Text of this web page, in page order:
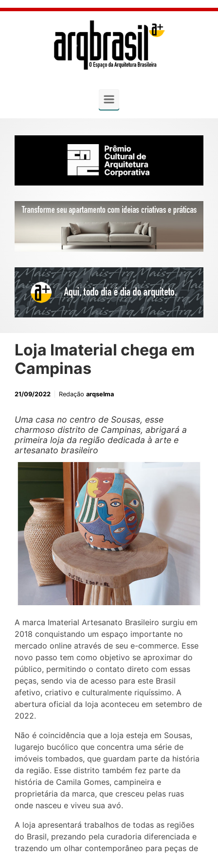
Skip to main content
Loja Imaterial chega em
Campinas
21/09/2022 Redação arqselma
Uma casa no centro de Sousas, esse
charmoso distrito de Campinas, abrigará a
primeira loja da região dedicada à arte e
artesanato brasileiro
A marca Imaterial Artesanato Brasileiro surgiu em
2018 conquistando um espaço importante no
mercado online através de seu e-commerce. Esse
novo passo tem como objetivo se aproximar do
público, permitindo o contato direto com essas
peças, sendo via de acesso para este Brasil
afetivo, criativo e culturalmente riquíssimo. A
abertura oficial da loja aconteceu em setembro de
2022.
Não é coincidência que a loja esteja em Sousas,
lugarejo bucólico que concentra uma série de
imóveis tombados, que guardam parte da história
da região. Esse distrito também fez parte da
história de Camila Gomes, campineira e
proprietária da marca, que cresceu pelas ruas
onde nasceu e viveu sua avó.
A loja apresentará trabalhos de todas as regiões
do Brasil, prezando pela curadoria diferenciada e
trazendo um olhar contemporâneo para peças de